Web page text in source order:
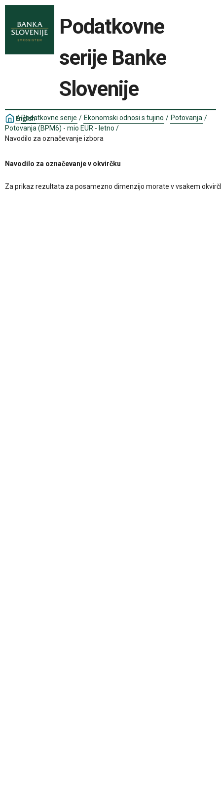
Podatkovne
serije Banke
Slovenije
English
/ Podatkovne serije / Ekonomski odnosi s tujino / Potovanja /
Potovanja (BPM6) - mio EUR - letno /
Navodilo za označevanje izbora
Navodilo za označevanje v okvirčku
Za prikaz rezultata za posamezno dimenzijo morate v vsakem